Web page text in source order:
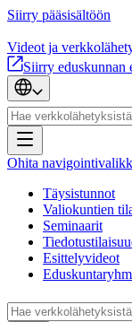
Siirry pääsisältöön
Videot ja
Siirry eduskunnan
Ohita
Täysistunnot
Valiokuntien
Seminaarit
Esittelyvideot